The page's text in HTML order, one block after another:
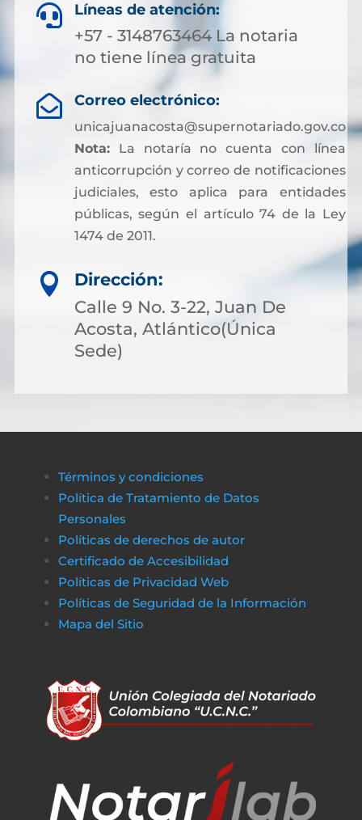
 Líneas de atención:
+57 - 3148763464 La notaria
no tiene línea gratuita
 Correo electrónico:
unicajuanacosta@supernotariado.gov.co
Nota:La notaría no cuenta con línea
anticorrupción y correo de notificaciones
judiciales, esto aplica para entidades
públicas, según el artículo 74 de la Ley
1474 de 2011.

Dirección:
Calle 9 No. 3-22, Juan De
Acosta, Atlántico(Única
Sede)
Términos y condiciones
Política de Tratamiento de Datos
Personales
Políticas de derechos de autor
Certificado de Accesibilidad
Políticas de Privacidad Web
Políticas de Seguridad de la Información
Mapa del Sitio